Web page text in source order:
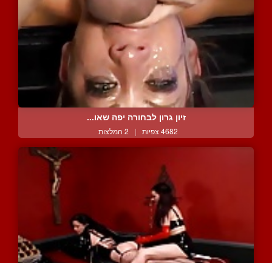
זיון גרון לבחורה יפה שאו...
4682 צפיות | 2 המלצות